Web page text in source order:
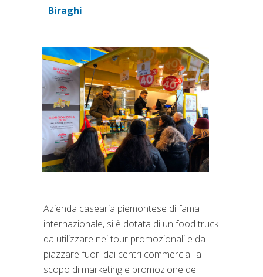
Biraghi
(si apre in una nuova scheda)
Azienda casearia piemontese di fama
internazionale, si è dotata di un food truck
da utilizzare nei tour promozionali e da
piazzare fuori dai centri commerciali a
scopo di marketing e promozione del